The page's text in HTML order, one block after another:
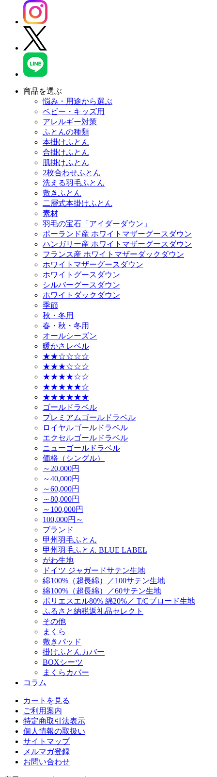
商品を選ぶ
悩み・用途から選ぶ
ベビー・キッズ用
アレルギー対策
ふとんの種類
本掛けふとん
合掛けふとん
肌掛けふとん
2枚合わせふとん
洗える羽毛ふとん
敷きふとん
二層式本掛けふとん
素材
羽毛の宝石「アイダーダウン」
ポーランド産 ホワイトマザーグースダウン
ハンガリー産 ホワイトマザーグースダウン
フランス産 ホワイトマザーダックダウン
ホワイトマザーグースダウン
ホワイトグースダウン
シルバーグースダウン
ホワイトダックダウン
季節
秋・冬用
春・秋・冬用
オールシーズン
暖かさレベル
★★☆☆☆☆
★★★☆☆☆
★★★★☆☆
★★★★★☆
★★★★★★
ゴールドラベル
プレミアムゴールドラベル
ロイヤルゴールドラベル
エクセルゴールドラベル
ニューゴールドラベル
価格（シングル）
～20,000円
～40,000円
～60,000円
～80,000円
～100,000円
100,000円～
ブランド
甲州羽毛ふとん
甲州羽毛ふとん BLUE LABEL
がわ生地
ドイツ ジャガードサテン生地
綿100%（超長綿）／100サテン生地
綿100%（超長綿）／60サテン生地
ポリエスエル80% 綿20%／ T/Cブロード生地
ふるさと納税返礼品セレクト
その他
まくら
敷きパッド
掛けふとんカバー
BOXシーツ
まくらカバー
コラム
カートを見る
ご利用案内
特定商取引法表示
個人情報の取扱い
サイトマップ
メルマガ登録
お問い合わせ